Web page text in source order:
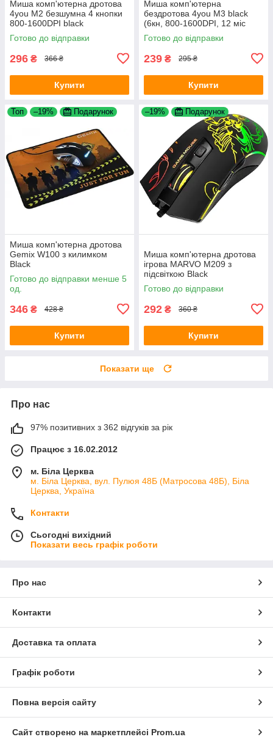
Миша комп'ютерна дротова
4you M2 безшумна 4 кнопки
800-1600DPI black
Готово до відправки
296 ₴ 366 ₴
Купити
Миша комп'ютерна
бездротова 4you M3 black
(6кн, 800-1600DPI, 12 міс
гарантія)
Готово до відправки
239 ₴ 295 ₴
Купити
Топ –19% Подарунок
Миша комп'ютерна дротова
Gemix W100 з килимком
Black
Готово до відправки менше 5
од.
346 ₴ 428 ₴
Купити
–19% Подарунок
Миша комп'ютерна дротова
ігрова MARVO M209 з
підсвіткою Black
Готово до відправки
292 ₴ 360 ₴
Купити
Показати ще
Про нас
97% позитивних з 362 відгуків за рік
Працює з 16.02.2012
м. Біла Церква
м. Біла Церква, вул. Пулюя 48Б (Матросова 48Б), Біла
Церква, Україна
Контакти
Сьогодні вихідний
Показати весь графік роботи
Про нас
Контакти
Доставка та оплата
Графік роботи
Повна версія сайту
Сайт створено на маркетплейсі Prom.ua